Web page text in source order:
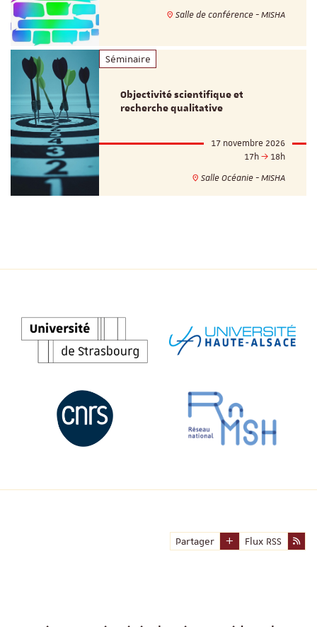
Salle de conférence - MISHA
Séminaire
Objectivité scientifique et
recherche qualitative
17 novembre 2026
17h
18h
Salle Océanie - MISHA
Partager Flux RSS